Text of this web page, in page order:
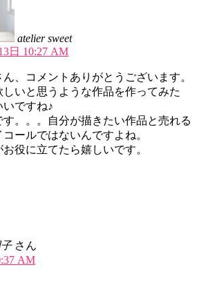
atelier sweet
日 10:27 AM
、コメントありがとうございます。
しいと思うような作品を作ってみた
いですね♪
す。。。自分が描きたい作品と売れる
ールではないんですよね。
役に立てたら嬉しいです。
さん
AM